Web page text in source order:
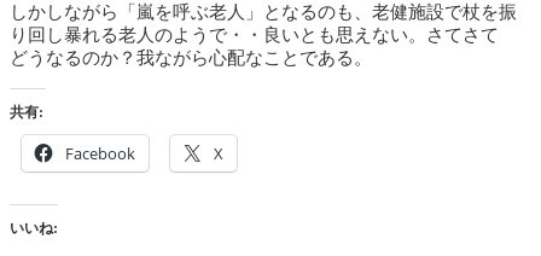
しかしながら「嵐を呼ぶ老人」となるのも、老健施設で杖を振
り回し暴れる老人のようで・・良いとも思えない。さてさて
どうなるのか？我ながら心配なことである。
共有:
Facebook X
いいね: